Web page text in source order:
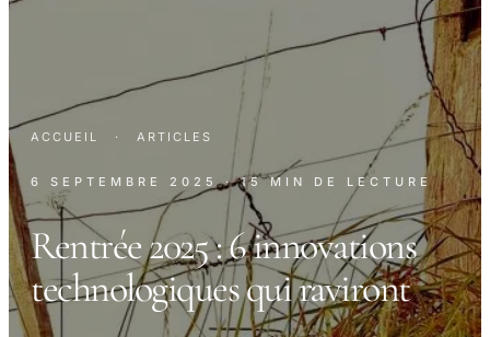
ACCUEIL · ARTICLES
6 SEPTEMBRE 2025 · 15 MIN DE LECTURE
Rentrée 2025 : 6 innovations
technologiques qui raviront